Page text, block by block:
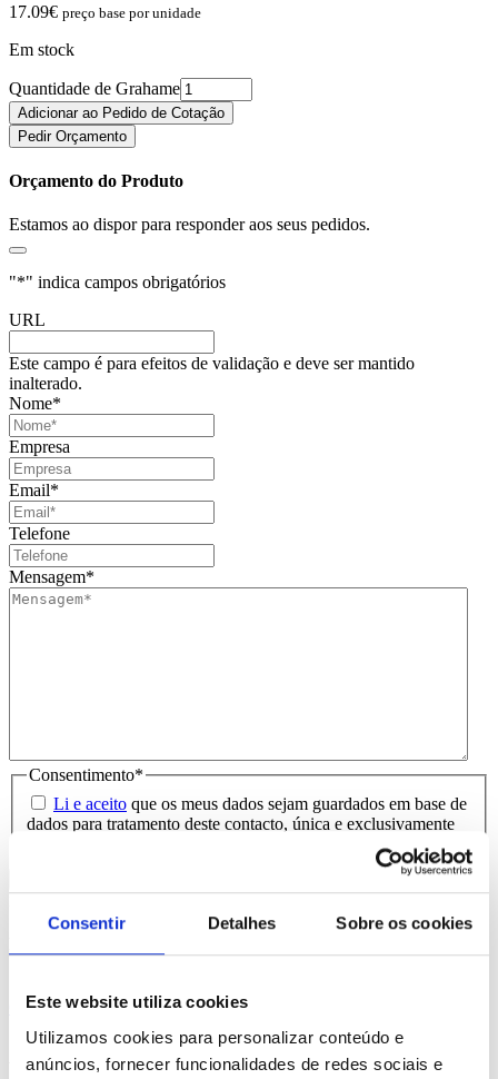
Consentir Detalhes Sobre os cookies
Este website utiliza cookies
Utilizamos cookies para personalizar conteúdo e
anúncios, fornecer funcionalidades de redes sociais e
17.09€ preço base por unidade
Em stock
Quantidade de Grahame
Adicionar ao Pedido de Cotação
Pedir Orçamento
Orçamento do Produto
Estamos ao dispor para responder aos seus pedidos.
"*" indica campos obrigatórios
URL
Este campo é para efeitos de validação e deve ser mantido
inalterado.
Nome*
Empresa
Email*
Telefone
Mensagem*
Consentimento*
Li e aceito que os meus dados sejam guardados em base de
dados para tratamento deste contacto, única e exclusivamente
Comprar
Asimov